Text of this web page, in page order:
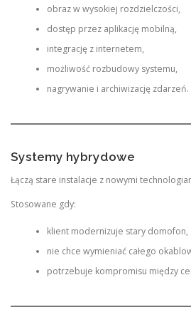
obraz w wysokiej rozdzielczości,
dostęp przez aplikację mobilną,
integrację z internetem,
możliwość rozbudowy systemu,
nagrywanie i archiwizację zdarzeń.
Systemy hybrydowe
Łączą stare instalacje z nowymi
Stosowane gdy:
klient modernizuje stary domofon,
nie chce wymieniać całego
potrzebuje kompromisu między